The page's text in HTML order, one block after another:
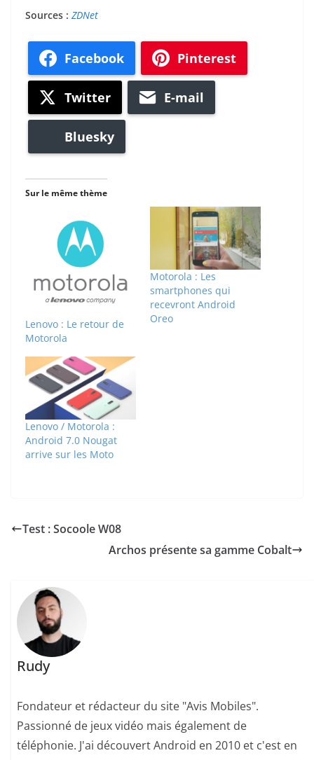
Sources : ZDNet
Facebook Pinterest
Twitter E-mail
Bluesky
Sur le même thème
Lenovo : Le retour de
Motorola
Motorola : Les
smartphones qui
recevront Android
Oreo
Lenovo / Motorola :
Android 7.0 Nougat
arrive sur les Moto
Test : Socoole W08
Archos présente sa gamme Cobalt
Rudy
Fondateur et rédacteur du site "Avis Mobiles".
Passionné de jeux vidéo mais également de
téléphonie. J'ai découvert Android en 2010 et c'est en